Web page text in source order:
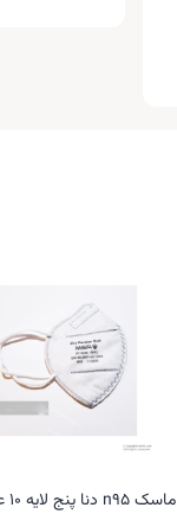
ماسک n95 دنا پنج لایه 10 عددی